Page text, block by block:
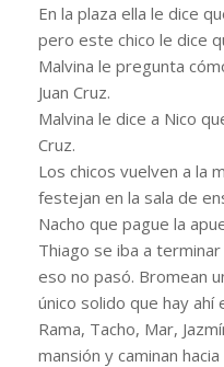
En la plaza ella le dice
pero este chico le dice
Malvina le pregunta
Juan Cruz.
Malvina le dice a Nico
Cruz.
Los chicos vuelven a la
festejan en la sala de
Nacho que pague la
Thiago se iba a
eso no pasó. Bromean
único solido que hay ahí
Rama, Tacho, Mar,
mansión y caminan